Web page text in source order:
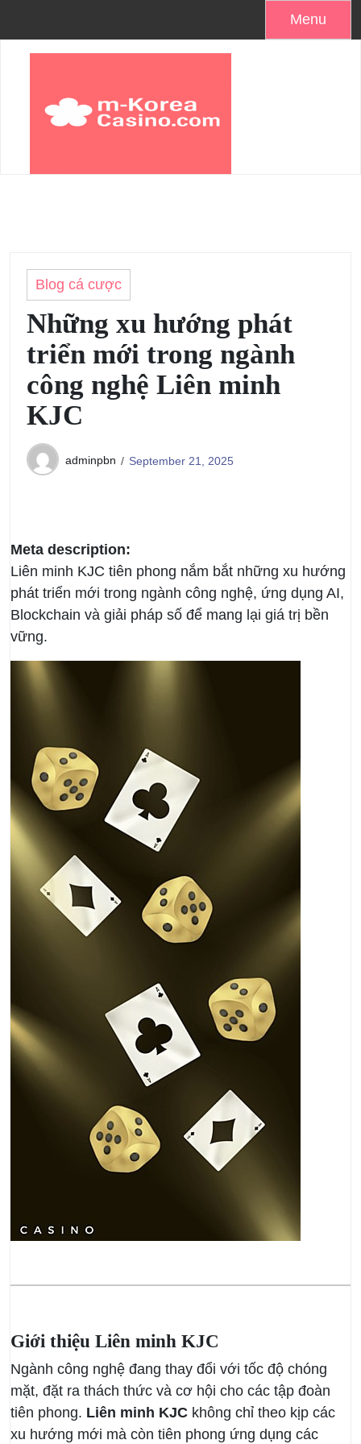
content
Menu
Blog cá cược
Những xu hướng phát
triển mới trong ngành
công nghệ Liên minh
KJC
adminpbn September 21, 2025
Meta description:
Liên minh KJC tiên phong nắm bắt những xu hướng
phát triển mới trong ngành công nghệ, ứng dụng AI,
Blockchain và giải pháp số để mang lại giá trị bền
vững.
Giới thiệu Liên minh KJC
Ngành công nghệ đang thay đổi với tốc độ chóng
mặt, đặt ra thách thức và cơ hội cho các tập đoàn
tiên phong. Liên minh KJC không chỉ theo kịp các
xu hướng mới mà còn tiên phong ứng dụng các